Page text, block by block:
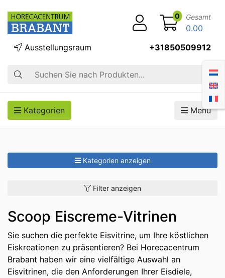
Suche
Ausstellungsraum +31850509912
0 Gesamt
0.00
Kategorien Menü
Kategorien anzeigen
Filter anzeigen
Scoop Eiscreme-Vitrinen
Sie suchen die perfekte Eisvitrine, um Ihre köstlichen
Eiskreationen zu präsentieren? Bei Horecacentrum
Brabant haben wir eine vielfältige Auswahl an
Eisvitrinen, die den Anforderungen Ihrer Eisdiele,